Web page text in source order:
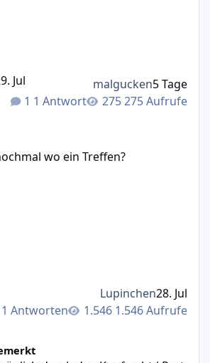
1 Antwort 275 Aufrufe
Jul malgucken5 Tage
wo ein Treffen?
Antworten 1.546 Aufrufe
Lupinchen28. Jul